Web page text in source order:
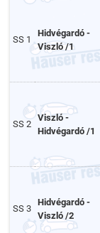
SS 1
Hidvégardó -
Viszló /1
SS 2
Viszló -
Hidvégardó /1
SS 3
Hidvégardó -
Viszló /2